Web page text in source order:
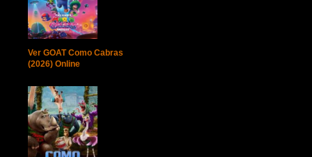
Ver GOAT Como Cabras
(2026) Online